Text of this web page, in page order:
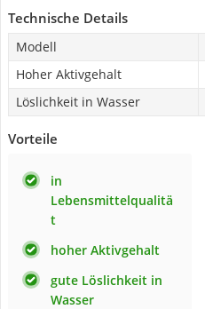
Technische Details
Modell
Hoher Aktivgehalt
Löslichkeit in Wasser
Vorteile
in
Lebensmittelqualitä
t
hoher Aktivgehalt
gute Löslichkeit in
Wasser